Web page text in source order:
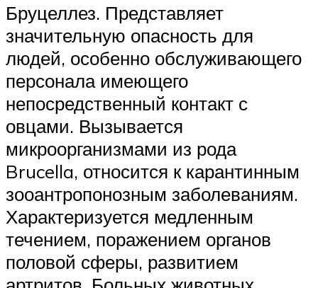
Бруцеллез. Представляет
значительную опасность для
людей, особенно обслуживающего
персонала имеющего
непосредственный контакт с
овцами. Вызывается
микроорганизмами из рода
Brucella, относится к карантинным
зооантропонозным заболеваниям.
Характеризуется медленным
течением, поражением органов
половой сферы, развитием